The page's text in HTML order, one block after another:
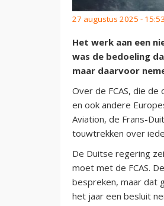
27 augustus 2025 -
Het werk aan een
was de bedoeling
maar daarvoor
Over de FCAS, die
en ook andere
Aviation, de Frans-
touwtrekken over
De Duitse regering
moet met de FCAS.
bespreken, maar dat
het jaar een besluit